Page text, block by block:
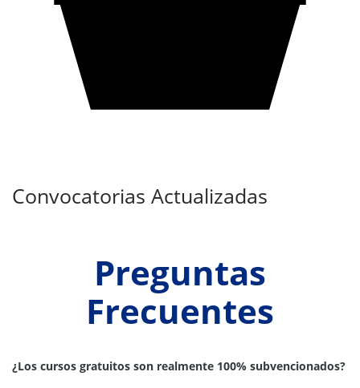
Convocatorias Actualizadas
Preguntas
Frecuentes
¿Los cursos gratuitos son realmente 100% subvencionados?